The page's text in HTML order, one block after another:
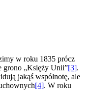
w roku 1835 prócz
grono „Księży Unii”[3].
jakąś wspólnotę, ale
[4]. W roku